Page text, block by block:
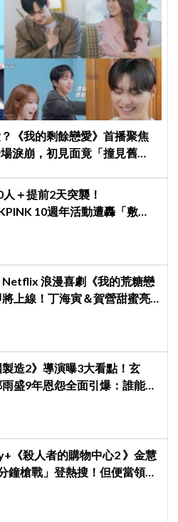
《我的剩餘戀愛》首播聚焦
淚崩，初見面竟「撞見舊
人＋提前2天突襲！
10週年活動遭轟「敷
Netflix 浪漫喜劇《我的荒糖戀
上線！丁海寅＆賀營甜蜜亮
製造2》導演曝3大看點！玄
盛9年恩怨全面引爆：誰能活
《殺人者的購物中心2 》金慧
鐘槍戰」登熱搜！但便當領不